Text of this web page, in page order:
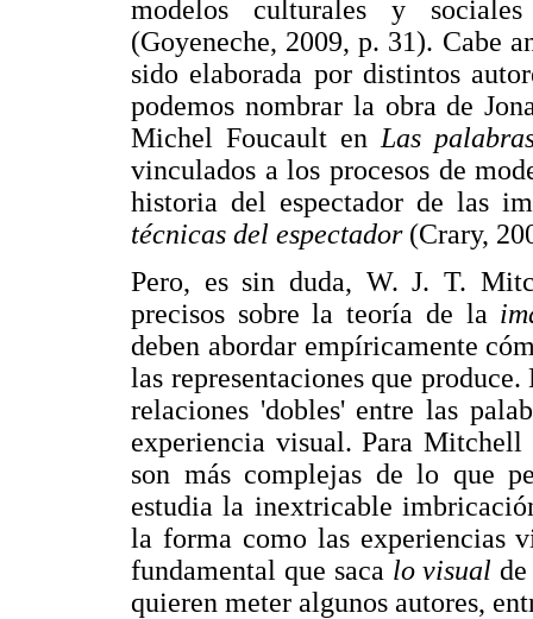
modelos culturales y
(Goyeneche, 2009, p. 31). Cabe
sido elaborada por distintos
podemos nombrar la obra de
Michel Foucault en Las
vinculados a los procesos de
historia del espectador de las
técnicas del espectador (Crary,
Pero, es sin duda, W. J. T.
precisos sobre la teoría de la
deben abordar empíricamente
las representaciones que
relaciones 'dobles' entre las
experiencia visual. Para
son más complejas de lo que
estudia la inextricable
la forma como las experiencias
fundamental que saca lo visual
quieren meter algunos autores,